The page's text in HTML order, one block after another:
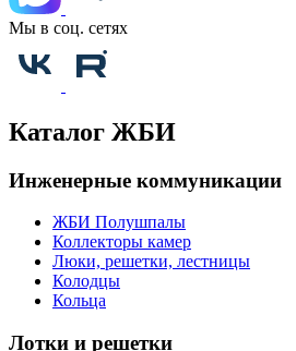
Мы в соц. сетях
Каталог ЖБИ
Инженерные коммуникации
ЖБИ Полушпалы
Коллекторы камер
Люки, решетки, лестницы
Колодцы
Кольца
Лотки и решетки